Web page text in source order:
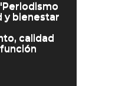
y bienestar
calidad